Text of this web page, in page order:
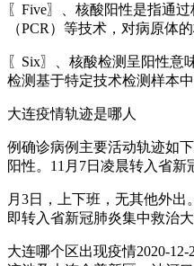
〖Five〗、核酸阳性是指通
（PCR）等技术，对病原体
〖Six〗、核酸检测呈阳性
检测基于特定技术检测样本
大连疫情轨迹是哪人
例确诊病例主要活动轨迹如
阳性。11月7日凌晨转入省
月3日，上下班，无其他外
即转入省新冠肺炎集中救治
大连哪个区出现疫情2020-